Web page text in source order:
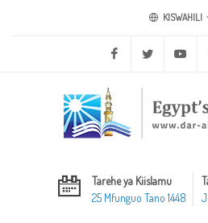
KISWAHILI
Facebook Twitter
Tarehe ya Kiislamu
25 Mfunguo Tano 1448